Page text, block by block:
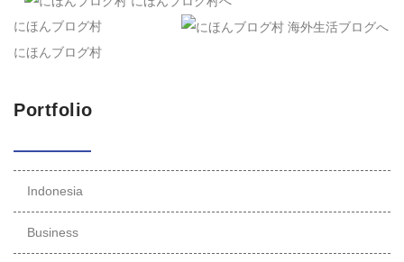
にほんブログ村
にほんブログ村
Portfolio
Indonesia
Business